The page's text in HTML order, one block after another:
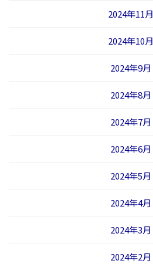
2024年11月
2024年10月
2024年9月
2024年8月
2024年7月
2024年6月
2024年5月
2024年4月
2024年3月
2024年2月